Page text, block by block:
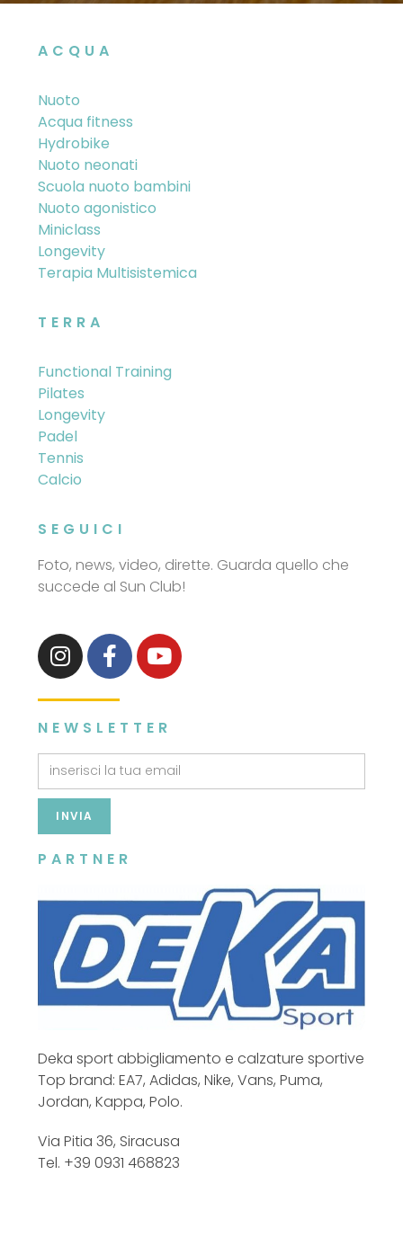
ACQUA
Nuoto
Acqua fitness
Hydrobike
Nuoto neonati
Scuola nuoto bambini
Nuoto agonistico
Miniclass
Longevity
Terapia Multisistemica
TERRA
Functional Training
Pilates
Longevity
Padel
Tennis
Calcio
SEGUICI
Foto, news, video, dirette. Guarda quello che
succede al Sun Club!
NEWSLETTER
INVIA
PARTNER
Deka sport abbigliamento e calzature sportive
Top brand: EA7, Adidas, Nike, Vans, Puma,
Jordan, Kappa, Polo.
Via Pitia 36, Siracusa
Tel. +39 0931 468823